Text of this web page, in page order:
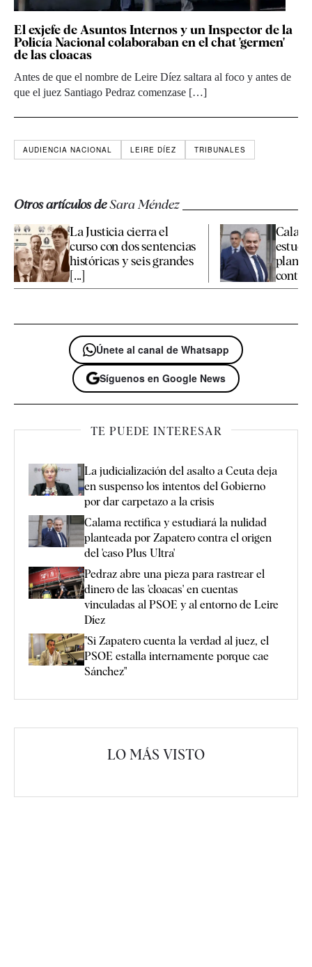
El exjefe de Asuntos Internos y un Inspector de la
Policía Nacional colaboraban en el chat 'germen'
de las cloacas
Antes de que el nombre de Leire Díez saltara al foco y antes de
que el juez Santiago Pedraz comenzase […]
AUDIENCIA NACIONAL LEIRE DÍEZ TRIBUNALES
Otros artículos deSara Méndez
La Justicia cierra el
curso con dos sentencias
históricas y seis grandes
[...]
contra
Únete al canal de Whatsapp
Síguenos en Google News
TE PUEDE INTERESAR
La judicialización del asalto a Ceuta deja
en suspenso los intentos del Gobierno
por dar carpetazo a la crisis
Calama rectifica y estudiará la nulidad
planteada por Zapatero contra el origen
del 'caso Plus Ultra'
Pedraz abre una pieza para rastrear el
dinero de las 'cloacas' en cuentas
vinculadas al PSOE y al entorno de Leire
Díez
"Si Zapatero cuenta la verdad al juez, el
PSOE estalla internamente porque cae
Sánchez"
LO MÁS VISTO